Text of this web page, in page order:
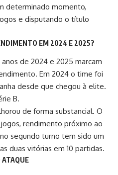
determinado momento,
e disputando o título
EM 2024 E 2025?
de 2024 e 2025 marcam
Em 2024 o time foi
desde que chegou à elite.
B.
de forma substancial. O
rendimento próximo ao
segundo turno tem sido um
duas vitórias em 10 partidas.
ATAQUE